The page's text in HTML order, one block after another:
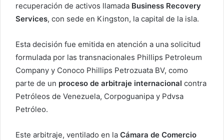
recuperación de activos llamada Business Recovery
Services, con sede en Kingston, la capital de la isla.
Esta decisión fue emitida en atención a una solicitud
formulada por las transnacionales Phillips Petroleum
Company y Conoco Phillips Petrozuata BV, como
parte de un proceso de arbitraje internacional contra
Petróleos de Venezuela, Corpoguanipa y Pdvsa
Petróleo.
Este arbitraje, ventilado en la Cámara de Comercio